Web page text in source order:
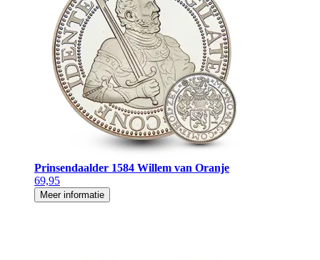
Prinsendaalder 1584 Willem van Oranje
69,95
Meer informatie